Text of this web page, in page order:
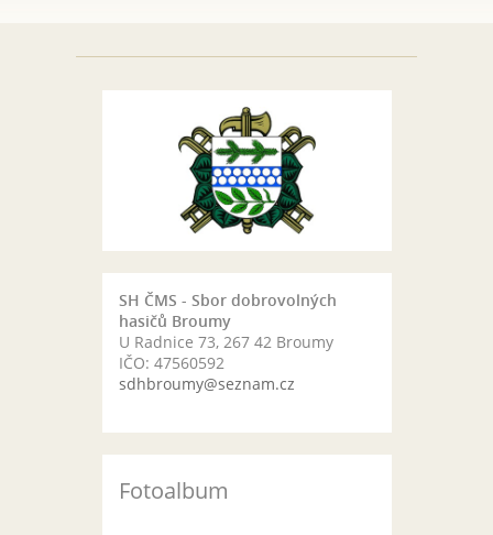
SH ČMS - Sbor dobrovolných
hasičů Broumy
U Radnice 73, 267 42 Broumy
IČO: 47560592
sdhbroumy@seznam.cz
Fotoalbum